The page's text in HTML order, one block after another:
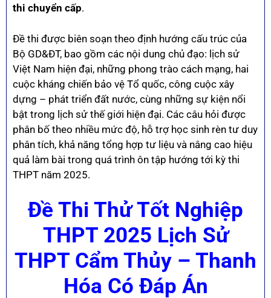
thi chuyển cấp.
Đề thi được biên soạn theo định hướng cấu trúc của
Bộ GD&ĐT, bao gồm các nội dung chủ đạo: lịch sử
Việt Nam hiện đại, những phong trào cách mạng, hai
cuộc kháng chiến bảo vệ Tổ quốc, công cuộc xây
dựng – phát triển đất nước, cùng những sự kiện nổi
bật trong lịch sử thế giới hiện đại. Các câu hỏi được
phân bố theo nhiều mức độ, hỗ trợ học sinh rèn tư duy
phân tích, khả năng tổng hợp tư liệu và nâng cao hiệu
quả làm bài trong quá trình ôn tập hướng tới kỳ thi
THPT năm 2025.
Đề Thi Thử Tốt Nghiệp
THPT 2025 Lịch Sử
THPT Cẩm Thủy – Thanh
Hóa Có Đáp Án